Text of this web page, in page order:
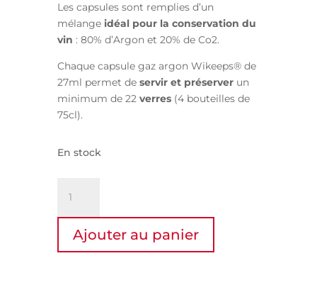
Les capsules sont remplies d’un
mélange idéal pour la conservation du
vin : 80% d’Argon et 20% de Co2.
Chaque capsule gaz argon Wikeeps® de
27ml permet de servir et préserver un
minimum de 22 verres (4 bouteilles de
75cl).
En stock
Master
300
capsules
Ajouter au panier